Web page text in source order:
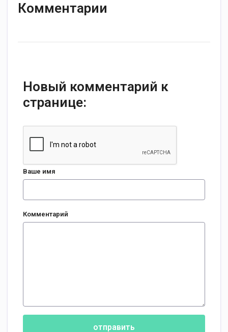
Комментарии
Новый комментарий к
странице:
Ваше имя
Комментарий
отправить